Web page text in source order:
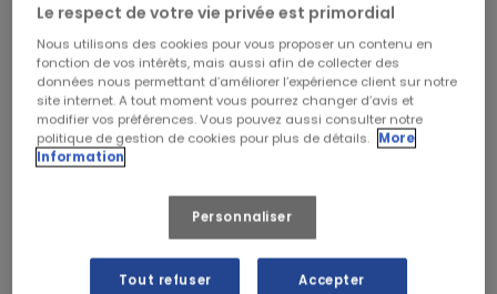
Le respect de votre vie privée est primordial
Nous utilisons des cookies pour vous proposer un contenu en
fonction de vos intérêts, mais aussi afin de collecter des
données nous permettant d’améliorer l’expérience client sur notre
site internet. A tout moment vous pourrez changer d’avis et
modifier vos préférences. Vous pouvez aussi consulter notre
politique de gestion de cookies pour plus de détails. More
Information
Personnaliser
Tout refuser Accepter